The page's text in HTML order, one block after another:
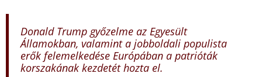
Donald Trump győzelme az Egyesült
Államokban, valamint a jobboldali populista
erők felemelkedése Európában a patrióták
korszakának kezdetét hozta el.